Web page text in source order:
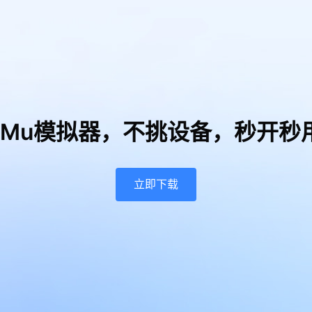
模拟器， 不挑设备，秒开秒
立即下载